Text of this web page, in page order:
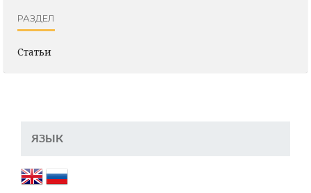
РАЗДЕЛ
Статьи
ЯЗЫК